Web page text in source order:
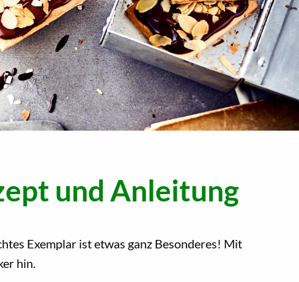
und Anleitung
Exemplar ist etwas ganz Besonderes! Mit
hin.